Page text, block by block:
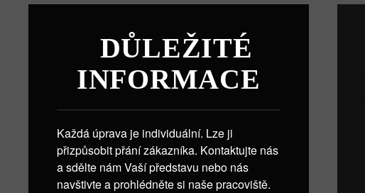
DŮLEŽITÉ
INFORMACE
Každá úprava je individuální. Lze ji
přizpůsobit přání zákazníka. Kontaktujte nás
a sdělte nám Vaší představu nebo nás
navštivte a prohlédněte si naše pracoviště.